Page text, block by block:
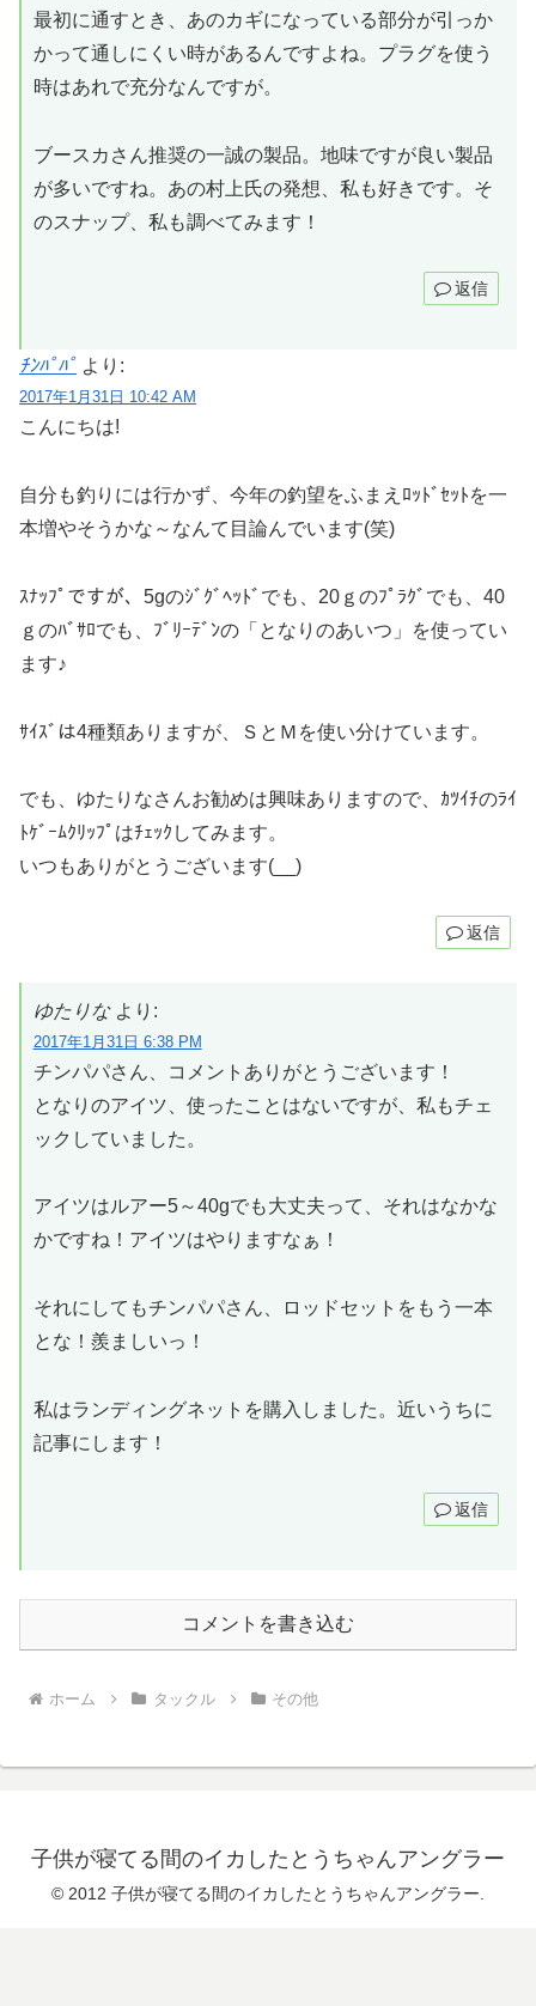
最初に通すとき、あのカギになっている部分が引っか
かって通しにくい時があるんですよね。プラグを使う
時はあれで充分なんですが。
ブースカさん推奨の一誠の製品。地味ですが良い製品
が多いですね。あの村上氏の発想、私も好きです。そ
のスナップ、私も調べてみます！
返信
ﾁﾝﾊﾟﾊﾟ より:
2017年1月31日 10:42 AM
こんにちは!
自分も釣りには行かず、今年の釣望をふまえﾛｯﾄﾞｾｯﾄを一
本増やそうかな～なんて目論んでいます(笑)
ｽﾅｯﾌﾟですが、5gのｼﾞｸﾞﾍｯﾄﾞでも、20ｇのﾌﾟﾗｸﾞでも、40
ｇのﾊﾞｻﾛでも、ﾌﾞﾘｰﾃﾞﾝの「となりのあいつ」を使ってい
ます♪
ｻｲｽﾞは4種類ありますが、ＳとＭを使い分けています。
でも、ゆたりなさんお勧めは興味ありますので、ｶﾂｲﾁのﾗｲ
ﾄｹﾞｰﾑｸﾘｯﾌﾟはﾁｪｯｸしてみます。
いつもありがとうございます(__)
返信
ゆたりな より:
2017年1月31日 6:38 PM
チンパパさん、コメントありがとうございます！
となりのアイツ、使ったことはないですが、私もチェ
ックしていました。
アイツはルアー5～40gでも大丈夫って、それはなかな
かですね！アイツはやりますなぁ！
それにしてもチンパパさん、ロッドセットをもう一本
とな！羨ましいっ！
私はランディングネットを購入しました。近いうちに
記事にします！
返信
コメントを書き込む
ホーム タックル その他
子供が寝てる間のイカしたとうちゃんアングラー
© 2012 子供が寝てる間のイカしたとうちゃんアングラー.